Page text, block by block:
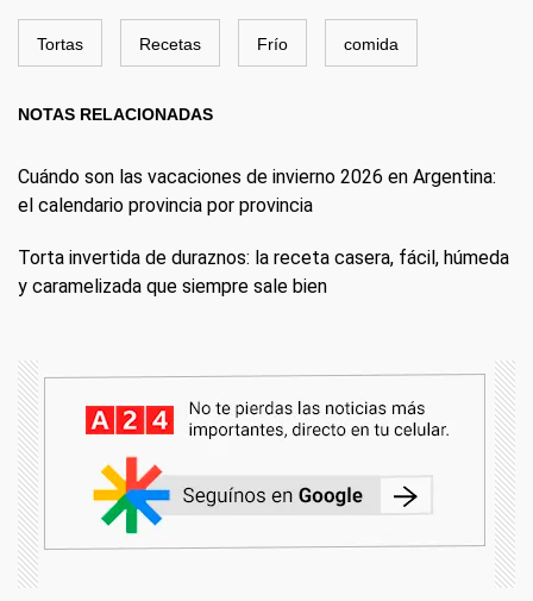
Tortas Recetas Frío comida
NOTAS RELACIONADAS
Cuándo son las vacaciones de invierno 2026 en Argentina:
el calendario provincia por provincia
Torta invertida de duraznos: la receta casera, fácil, húmeda
y caramelizada que siempre sale bien